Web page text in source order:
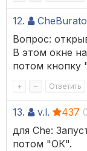
12.
Вопрос:
В этом окне
потом кнопку
+ – Ответить
13. v.l. 437
для Che:
потом "ОК".